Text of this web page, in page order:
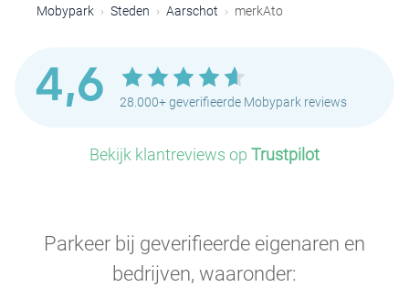
Mobypark Steden Aarschot merkAto
4,6 28.000+ geverifieerde Mobypark reviews
Bekijk klantreviews op Trustpilot
Parkeer bij geverifieerde eigenaren en
bedrijven, waaronder: